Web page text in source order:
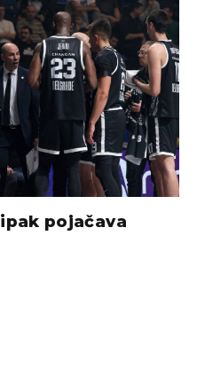
pojačava